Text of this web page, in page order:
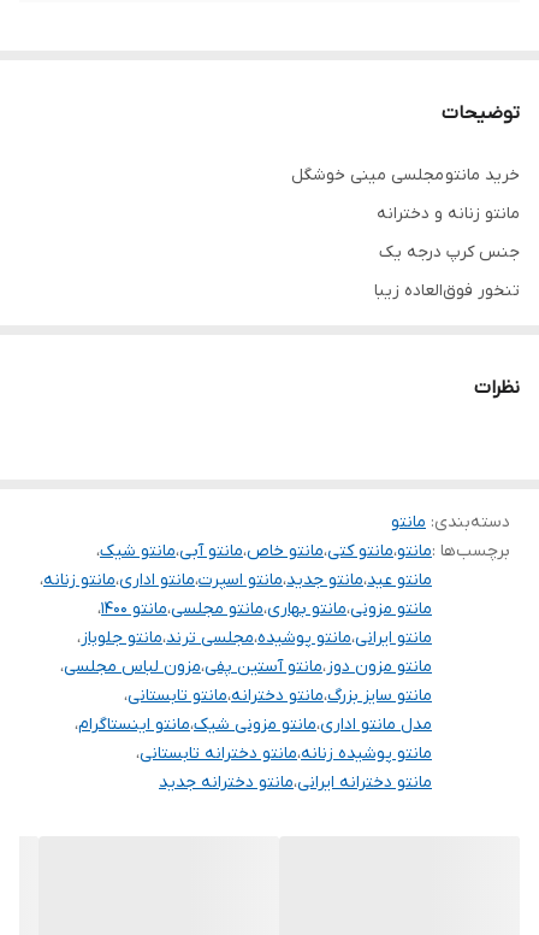
توضیحات
خرید مانتو مجلسی مینی خوشگل
مانتو زنانه و دخترانه
جنس کرپ درجه یک
تنخور فوق‌العاده زیبا
۰۹۰۵۳۷۷۴۹۵۷
دوستان عزیز در هنگام انتخاب مدل دقت کنید مشخصات لباس ها زیر
آنها درج شده است چون این سایت امکان مرجوع ندارد و فقط امکان
تعویض سایز دارد.
نظرات
دسته‌بندی: مانتو
برچسب‌ها :مانتو،مانتو کتی،مانتو خاص،مانتو آبی،مانتو شیک،
مانتو عید،مانتو جدید،مانتو اسپرت،مانتو اداری،مانتو زنانه،
مانتو مزونی،مانتو بهاری،مانتو مجلسی،مانتو ۱۴۰۰
،
مانتو ایرانی،مانتو پوشیده،مجلسی ترند،مانتو جلوباز،
مانتو مزون دوز،مانتو آستین پفی،مزون لباس مجلسی،
مانتو سایز بزرگ،مانتو دخترانه،مانتو تابستانی،
مدل مانتو اداری،مانتو مزونی شیک،مانتو اینستاگرام،
مانتو پوشیده زنانه،مانتو دخترانه تابستانی،
مانتو دخترانه ایرانی،مانتو دخترانه جدید